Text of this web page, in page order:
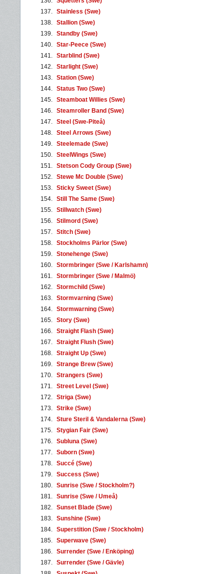
137. Stainless (Swe)
138. Stallion (Swe)
139. Standby (Swe)
140. Star-Peece (Swe)
141. Starblind (Swe)
142. Starlight (Swe)
143. Station (Swe)
144. Status Two (Swe)
145. Steamboat Willies (Swe)
146. Steamroller Band (Swe)
147. Steel (Swe-Piteå)
148. Steel Arrows (Swe)
149. Steelemade (Swe)
150. SteelWings (Swe)
151. Stetson Cody Group (Swe)
152. Stewe Mc Double (Swe)
153. Sticky Sweet (Swe)
154. Still The Same (Swe)
155. Stillwatch (Swe)
156. Stilmord (Swe)
157. Stitch (Swe)
158. Stockholms Pärlor (Swe)
159. Stonehenge (Swe)
160. Stormbringer (Swe / Karlshamn)
161. Stormbringer (Swe / Malmö)
162. Stormchild (Swe)
163. Stormvarning (Swe)
164. Stormwarning (Swe)
165. Story (Swe)
166. Straight Flash (Swe)
167. Straight Flush (Swe)
168. Straight Up (Swe)
169. Strange Brew (Swe)
170. Strangers (Swe)
171. Street Level (Swe)
172. Striga (Swe)
173. Strike (Swe)
174. Sture Steril & Vandalerna (Swe)
175. Stygian Fair (Swe)
176. Subluna (Swe)
177. Suborn (Swe)
178. Succé (Swe)
179. Success (Swe)
180. Sunrise (Swe / Stockholm?)
181. Sunrise (Swe / Umeå)
182. Sunset Blade (Swe)
183. Sunshine (Swe)
184. Superstition (Swe / Stockholm)
185. Superwave (Swe)
186. Surrender (Swe / Enköping)
187. Surrender (Swe / Gävle)